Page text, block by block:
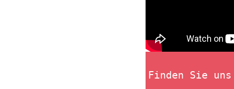
Finden Sie